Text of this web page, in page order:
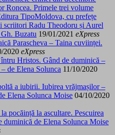
Roncea. Primele trei volume
TipoMoldova, cu prefețe
scriitori Radu Theodoru și Aurel
Buzatu 19/01/2021 eXpress
Parascheva – Taina cuviinței.
2020 eXpress
Hristos. Gând de duminică –
de Elena Solunca 11/10/2020
a iubirii. Iubirea vrăjmașilor –
Elena Solunca Moise 04/10/2020
pocăință la ascultare. Pescuirea
duminică de Elena Solunca Moise